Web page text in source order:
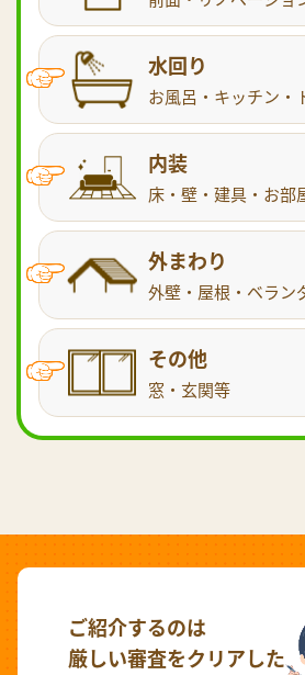
水回り
お風呂・キッチン・
内装
床・壁・建具・お部
外まわり
外壁・屋根・ベラン
その他
窓・玄関等
ご紹介するのは
厳しい審査をクリアした